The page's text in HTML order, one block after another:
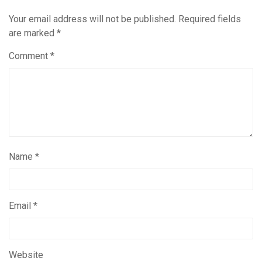
Your email address will not be published. Required fields
are marked *
Comment *
Name *
Email *
Website